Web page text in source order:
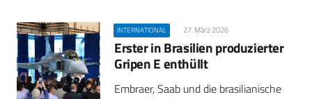
INTERNATIONAL 27. März 2026
Erster in Brasilien produzierter
Gripen E enthüllt
Embraer, Saab und die brasilianische